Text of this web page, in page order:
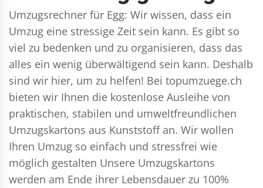
Umzugsrechner für Egg: Wir wissen, dass ein
Umzug eine stressige Zeit sein kann. Es gibt so
viel zu bedenken und zu organisieren, dass das
alles ein wenig überwältigend sein kann. Deshalb
sind wir hier, um zu helfen! Bei topumzuege.ch
bieten wir Ihnen die kostenlose Ausleihe von
praktischen, stabilen und umweltfreundlichen
Umzugskartons aus Kunststoff an. Wir wollen
Ihren Umzug so einfach und stressfrei wie
möglich gestalten Unsere Umzugskartons
werden am Ende ihrer Lebensdauer zu 100%